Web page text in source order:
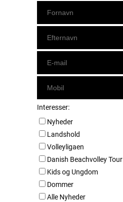
Interesser:
Nyheder
Landshold
Volleyligaen
Danish Beachvolley Tour
Kids og Ungdom
Dommer
Alle Nyheder